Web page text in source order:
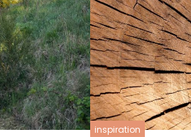
inspiration